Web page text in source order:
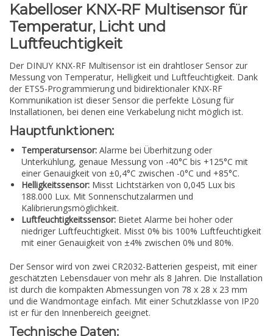
Kabelloser KNX-RF Multisensor für
Temperatur, Licht und
Luftfeuchtigkeit
Der DINUY KNX-RF Multisensor ist ein drahtloser Sensor zur
Messung von Temperatur, Helligkeit und Luftfeuchtigkeit. Dank
der ETS5-Programmierung und bidirektionaler KNX-RF
Kommunikation ist dieser Sensor die perfekte Lösung für
Installationen, bei denen eine Verkabelung nicht möglich ist.
Hauptfunktionen:
Temperatursensor: Alarme bei Überhitzung oder
Unterkühlung, genaue Messung von -40°C bis +125°C mit
einer Genauigkeit von ±0,4°C zwischen -0°C und +85°C.
Helligkeitssensor: Misst Lichtstärken von 0,045 Lux bis
188.000 Lux. Mit Sonnenschutzalarmen und
Kalibrierungsmöglichkeit.
Luftfeuchtigkeitssensor: Bietet Alarme bei hoher oder
niedriger Luftfeuchtigkeit. Misst 0% bis 100% Luftfeuchtigkeit
mit einer Genauigkeit von ±4% zwischen 0% und 80%.
Der Sensor wird von zwei CR2032-Batterien gespeist, mit einer
geschätzten Lebensdauer von mehr als 8 Jahren. Die Installation
ist durch die kompakten Abmessungen von 78 x 28 x 23 mm
und die Wandmontage einfach. Mit einer Schutzklasse von IP20
ist er für den Innenbereich geeignet.
Technische Daten: